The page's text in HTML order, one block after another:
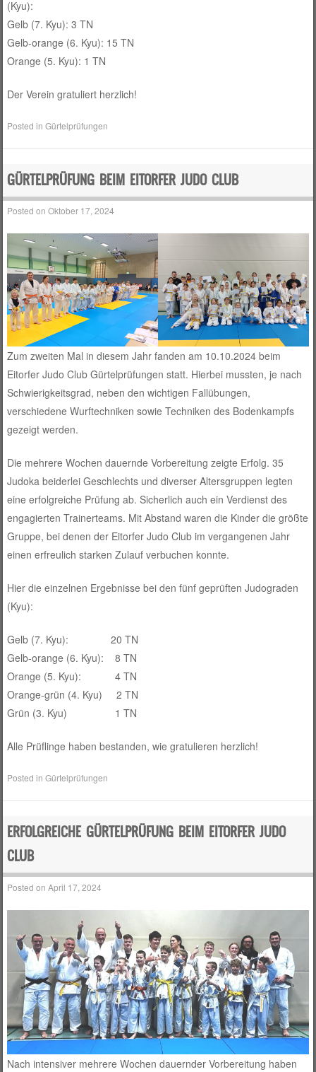
(Kyu):
Gelb (7. Kyu): 3 TN
Gelb-orange (6. Kyu): 15 TN
Orange (5. Kyu): 1 TN
Der Verein gratuliert herzlich!
Posted inGürtelprüfungen
GÜRTELPRÜFUNG BEIM EITORFER JUDO CLUB
Posted onOktober 17, 2024
Zum zweiten Mal in diesem Jahr fanden am 10.10.2024 beim
Eitorfer Judo Club Gürtelprüfungen statt. Hierbei mussten, je nach
Schwierigkeitsgrad, neben den wichtigen Fallübungen,
verschiedene Wurftechniken sowie Techniken des Bodenkampfs
gezeigt werden.
Die mehrere Wochen dauernde Vorbereitung zeigte Erfolg. 35
Judoka beiderlei Geschlechts und diverser Altersgruppen legten
eine erfolgreiche Prüfung ab. Sicherlich auch ein Verdienst des
engagierten Trainerteams. Mit Abstand waren die Kinder die größte
Gruppe, bei denen der Eitorfer Judo Club im vergangenen Jahr
einen erfreulich starken Zulauf verbuchen konnte.
Hier die einzelnen Ergebnisse bei den fünf geprüften Judograden
(Kyu):
Gelb (7. Kyu): 20 TN
Gelb-orange (6. Kyu): 8 TN
Orange (5. Kyu): 4 TN
Orange-grün (4. Kyu) 2 TN
Grün (3. Kyu) 1 TN
Alle Prüflinge haben bestanden, wie gratulieren herzlich!
Posted inGürtelprüfungen
ERFOLGREICHE GÜRTELPRÜFUNG BEIM EITORFER JUDO
CLUB
Posted onApril 17, 2024
Nach intensiver mehrere Wochen dauernder Vorbereitung haben